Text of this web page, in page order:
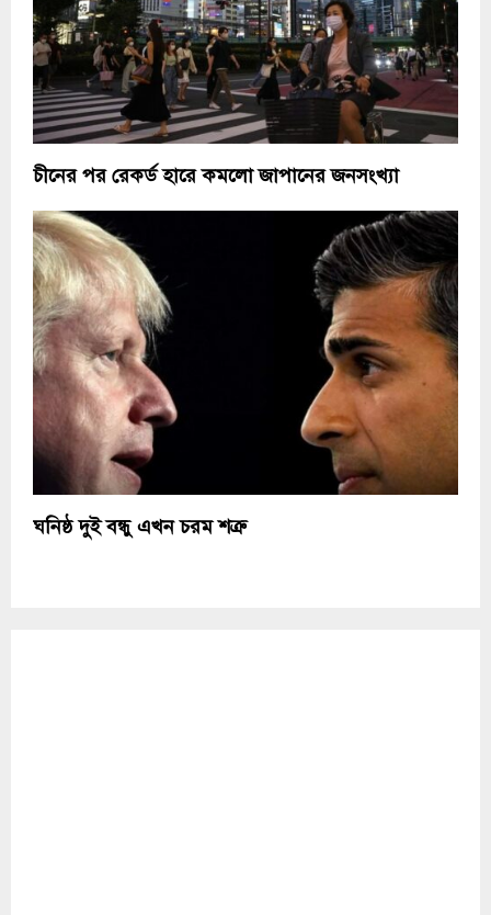
চীনের পর রেকর্ড হারে কমলো জাপানের জনসংখ্যা
ঘনিষ্ঠ দুই বন্ধু এখন চরম শত্রু